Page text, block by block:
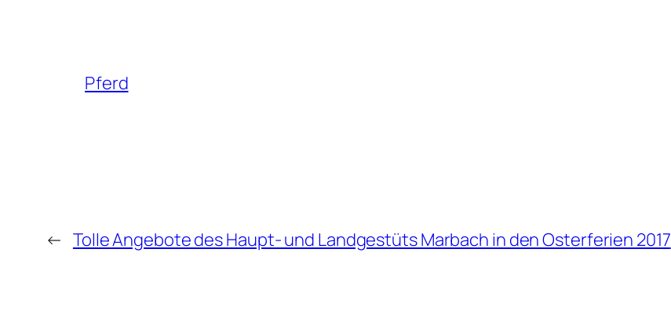
Pferd
← Tolle Angebote des Haupt- und Landgestüts Marbach in den Osterferien 2017